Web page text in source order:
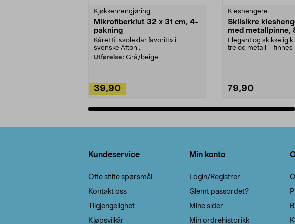
Kjøkkenrengjøring
Mikrofiberklut 32 x 31 cm, 4-
pakning
Kåret til «soleklar favoritt» i
svenske Afton...
Utførelse: Grå/beige
39,90
Kleshengere
Sklisikre
med metallpinne,
Elegant og skikkelig
tre og metall – finnes
79,90
Kundeservice
Ofte stilte spørsmål
Kontakt oss
Tilgjengelighet
Kjøpsvilkår
Min konto
Login/Registrer
Glemt passordet?
Mine sider
Min ordrehistorikk